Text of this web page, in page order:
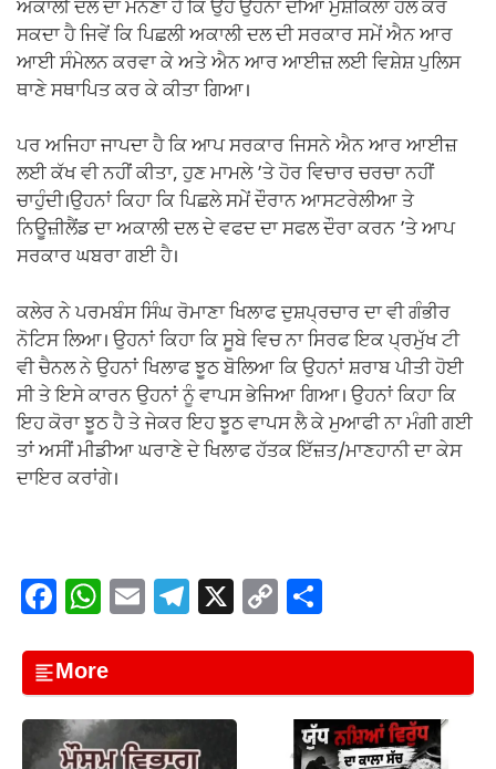
ਅਕਾਲੀ ਦਲ ਦਾ ਮੰਨਣਾ ਹੈ ਕਿ ਉਹ ਉਹਨਾਂ ਦੀਆਂ ਮੁਸ਼ਕਿਲਾਂ ਹੱਲ ਕਰ
ਸਕਦਾ ਹੈ ਜਿਵੇਂ ਕਿ ਪਿਛਲੀ ਅਕਾਲੀ ਦਲ ਦੀ ਸਰਕਾਰ ਸਮੇਂ ਐਨ ਆਰ
ਆਈ ਸੰਮੇਲਨ ਕਰਵਾ ਕੇ ਅਤੇ ਐਨ ਆਰ ਆਈਜ਼ ਲਈ ਵਿਸ਼ੇਸ਼ ਪੁਲਿਸ
ਥਾਣੇ ਸਥਾਪਿਤ ਕਰ ਕੇ ਕੀਤਾ ਗਿਆ।
ਪਰ ਅਜਿਹਾ ਜਾਪਦਾ ਹੈ ਕਿ ਆਪ ਸਰਕਾਰ ਜਿਸਨੇ ਐਨ ਆਰ ਆਈਜ਼
ਲਈ ਕੱਖ ਵੀ ਨਹੀਂ ਕੀਤਾ, ਹੁਣ ਮਾਮਲੇ ’ਤੇ ਹੋਰ ਵਿਚਾਰ ਚਰਚਾ ਨਹੀਂ
ਚਾਹੁੰਦੀ।ਉਹਨਾਂ ਕਿਹਾ ਕਿ ਪਿਛਲੇ ਸਮੇਂ ਦੌਰਾਨ ਆਸਟਰੇਲੀਆ ਤੇ
ਨਿਊਜ਼ੀਲੈਂਡ ਦਾ ਅਕਾਲੀ ਦਲ ਦੇ ਵਫਦ ਦਾ ਸਫਲ ਦੌਰਾ ਕਰਨ ’ਤੇ ਆਪ
ਸਰਕਾਰ ਘਬਰਾ ਗਈ ਹੈ।
ਕਲੇਰ ਨੇ ਪਰਮਬੰਸ ਸਿੰਘ ਰੋਮਾਣਾ ਖਿਲਾਫ ਦੁਸ਼ਪ੍ਰਚਾਰ ਦਾ ਵੀ ਗੰਭੀਰ
ਨੋਟਿਸ ਲਿਆ। ਉਹਨਾਂ ਕਿਹਾ ਕਿ ਸੂਬੇ ਵਿਚ ਨਾ ਸਿਰਫ ਇਕ ਪ੍ਰਮੁੱਖ ਟੀ
ਵੀ ਚੈਨਲ ਨੇ ਉਹਨਾਂ ਖਿਲਾਫ ਝੂਠ ਬੋਲਿਆ ਕਿ ਉਹਨਾਂ ਸ਼ਰਾਬ ਪੀਤੀ ਹੋਈ
ਸੀ ਤੇ ਇਸੇ ਕਾਰਨ ਉਹਨਾਂ ਨੂੰ ਵਾਪਸ ਭੇਜਿਆ ਗਿਆ। ਉਹਨਾਂ ਕਿਹਾ ਕਿ
ਇਹ ਕੋਰਾ ਝੂਠ ਹੈ ਤੇ ਜੇਕਰ ਇਹ ਝੂਠ ਵਾਪਸ ਲੈ ਕੇ ਮੁਆਫੀ ਨਾ ਮੰਗੀ ਗਈ
ਤਾਂ ਅਸੀਂ ਮੀਡੀਆ ਘਰਾਣੇ ਦੇ ਖਿਲਾਫ ਹੱਤਕ ਇੱਜ਼ਤ/ਮਾਣਹਾਨੀ ਦਾ ਕੇਸ
ਦਾਇਰ ਕਰਾਂਗੇ।
F
c
e
b
W
at
s
A
E
ail
T
e
gr
a
X C
p
y
Li
ar
e
More